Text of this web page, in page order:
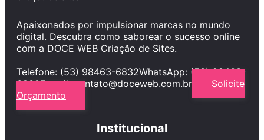
Apaixonados por impulsionar marcas no mundo
digital. Descubra como saborear o sucesso online
com a DOCE WEB Criação de Sites.
Telefone: (53) 98463-6832WhatsApp: (53) 98463-
6832E-mail:contato@doceweb.com.br
Solicite
Orçamento
Institucional